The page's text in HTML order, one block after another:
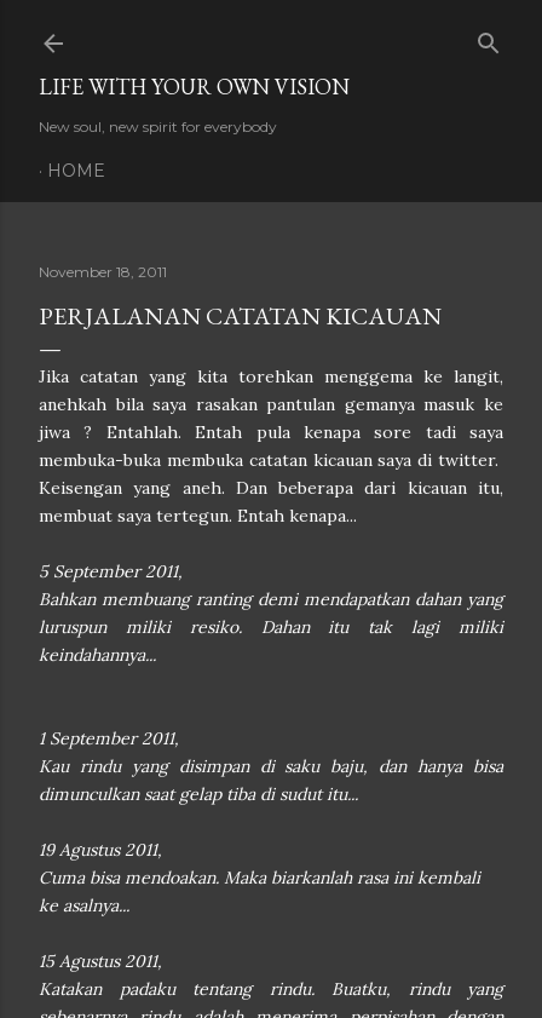
LIFE WITH YOUR OWN VISION
New soul, new spirit for everybody
HOME
November 18, 2011
PERJALANAN CATATAN KICAUAN
Jika catatan yang kita torehkan menggema ke langit,
anehkah bila saya rasakan pantulan gemanya masuk ke
jiwa ? Entahlah. Entah pula kenapa sore tadi saya
membuka-buka membuka catatan kicauan saya di twitter.
Keisengan yang aneh. Dan beberapa dari kicauan itu,
membuat saya tertegun. Entah kenapa...
5 September 2011,
Bahkan membuang ranting demi mendapatkan dahan yang
luruspun miliki resiko. Dahan itu tak lagi miliki
keindahannya...
1 September 2011,
Kau rindu yang disimpan di saku baju, dan hanya bisa
dimunculkan saat gelap tiba di sudut itu...
19 Agustus 2011,
Cuma bisa mendoakan. Maka biarkanlah rasa ini kembali
ke asalnya...
15 Agustus 2011,
Katakan padaku tentang rindu. Buatku, rindu yang